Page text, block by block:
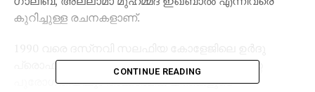
കുറിച്ചുള്ള രചനകളാണ്.
പ്രൊഫസാറിയിരുന്നു. ഉറുദു സാഹിദ്യത്തിന്റെ
പുരോഗതിയിലും അക്കാദമിക ചിന്തകളുടെ
CONTINUE READING